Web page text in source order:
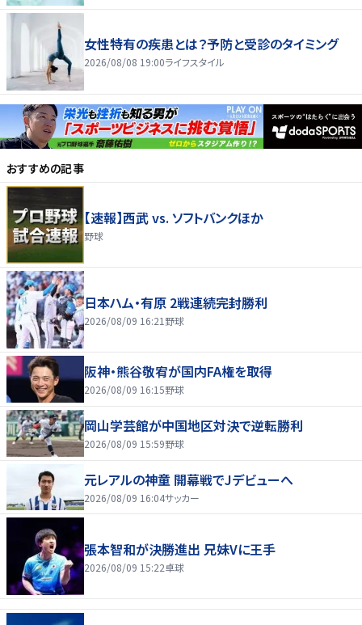
女性特有の疾患とは？予防と受診のタイミング
2026/08/08 19:00ライフスタイル
おすすめの記事
【速報】西武 vs. ソフトバンクほか
野球
日本ハム・有原 2戦連続完封勝利
2026/08/09 16:21 野球
阪神・熊谷敬宥が国内FA権を取得
2026/08/09 16:15野球
岡山学芸館が中国地区対決で逆転勝利
2026/08/09 15:59野球
元レアルの神童 開幕戦でJデビューへ
2026/08/09 16:04サッカー
張本智和が決勝進出 兄妹Vに王手
2026/08/09 15:22卓球